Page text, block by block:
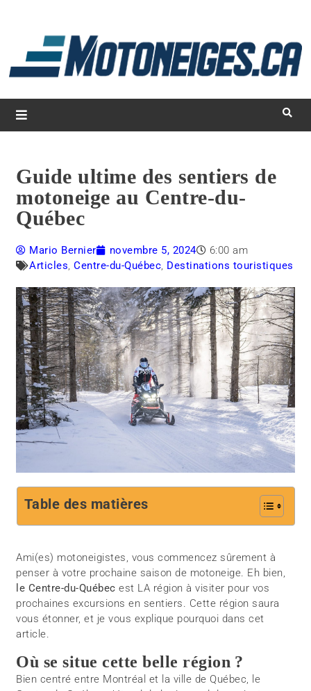
Magazine Motoneiges.ca
Guide ultime des sentiers de
motoneige au Centre-du-
Québec
Mario Bernier novembre 5, 2024
6:00 am
Articles,Centre-du-Québec, Destinations touristiques
Table des matières
Ami(es) motoneigistes, vous commencez sûrement à
penser à votre prochaine saison de motoneige. Eh bien,
le Centre-du-Québecest LA région à visiter pour vos
prochaines excursions en sentiers. Cette région saura
vous étonner, et je vous explique pourquoi dans cet
article.
Où se situe cette belle région ?
Bien centré entre Montréal et la ville de Québec, le